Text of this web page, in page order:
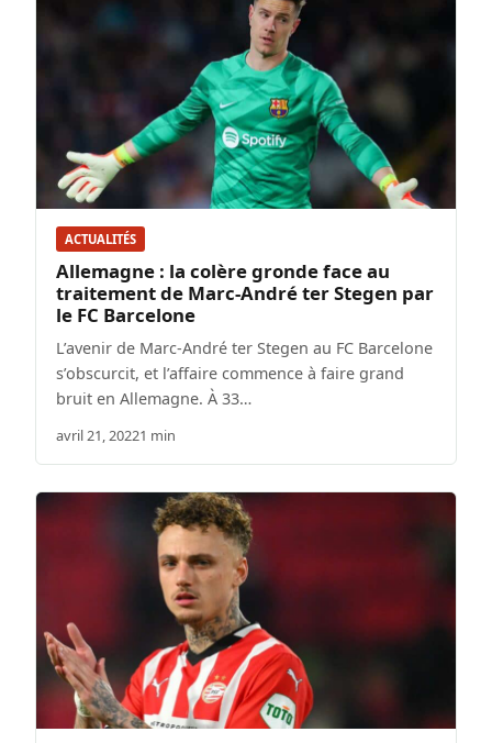
ACTUALITÉS
Allemagne : la colère gronde face au
traitement de Marc-André ter Stegen par
le FC Barcelone
L’avenir de Marc-André ter Stegen au FC Barcelone
s’obscurcit, et l’affaire commence à faire grand
bruit en Allemagne. À 33…
avril 21, 20221 min